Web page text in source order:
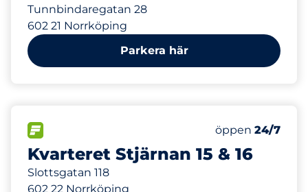
Tunnbindaregatan 28
602 21 Norrköping
Parkera här
Kvarteret Stjärnan 15 & 16
Slottsgatan 118
602 22 Norrköping
Antal
Totalt antal
Måndag
öppen 24/7
307 m